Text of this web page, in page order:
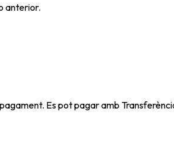
anterior.
Es pot pagar amb